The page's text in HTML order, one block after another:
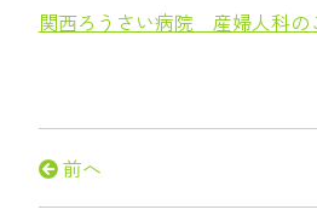
関西ろうさい病院 産婦人科の
前へ